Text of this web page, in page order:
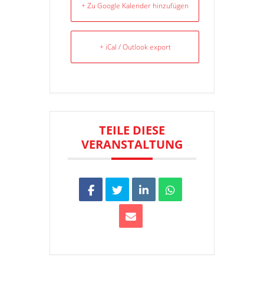
+ Zu Google Kalender hinzufügen
+ iCal / Outlook export
TEILE DIESE
VERANSTALTUNG